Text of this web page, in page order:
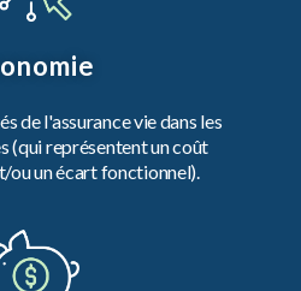
de l'assurance vie dans les
(qui représentent un coût
ou un écart fonctionnel).